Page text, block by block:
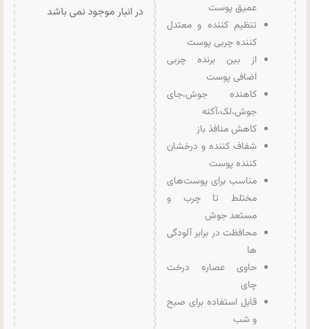
عمیق پوست
تنظیم کننده و معتدل
کننده چربی پوست
از بین برنده چربی
اضافی پوست
کاهنده جوش،جای
جوش،لک،آکنه
کاهش منافذ باز
شفاف کننده و درخشان
کننده پوست
مناسب برای پوست‌های
مختلط تا چرب و
مستعد جوش
محافظت در برابر آلودگی
ها
حاوی عصاره درخت
چای
قابل استفاده برای صبح
و شب
در انبار موجود نمی باشد